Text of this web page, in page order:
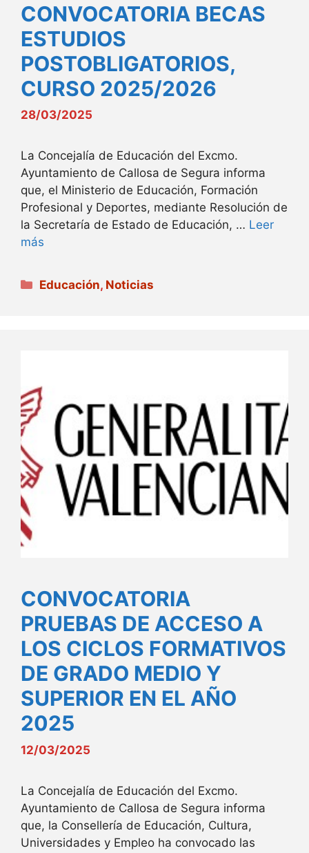
CONVOCATORIA BECAS
ESTUDIOS
POSTOBLIGATORIOS,
CURSO 2025/2026
28/03/2025
La Concejalía de Educación del Excmo.
Ayuntamiento de Callosa de Segura informa
que, el Ministerio de Educación, Formación
Profesional y Deportes, mediante Resolución de
la Secretaría de Estado de Educación, … Leer
más
Categorías
Educación, Noticias
CONVOCATORIA
PRUEBAS DE ACCESO A
LOS CICLOS FORMATIVOS
DE GRADO MEDIO Y
SUPERIOR EN EL AÑO
2025
12/03/2025
La Concejalía de Educación del Excmo.
Ayuntamiento de Callosa de Segura informa
que, la Consellería de Educación, Cultura,
Universidades y Empleo ha convocado las